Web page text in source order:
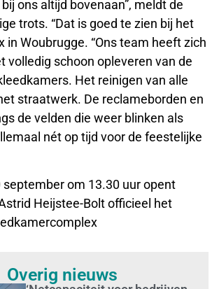
ons altijd bovenaan”, meldt de
trots. “Dat is goed te zien bij het
in Woubrugge. “Ons team heeft zich
volledig schoon opleveren van de
Het reinigen van alle
straatwerk. De reclameborden en
de velden die weer blinken als
nét op tijd voor de feestelijke
september om 13.30 uur opent
Heijstee-Bolt officieel het
Overig nieuws